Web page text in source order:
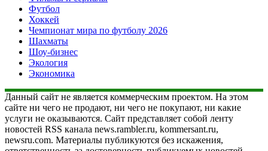
Футбол
Хоккей
Чемпионат мира по футболу 2026
Шахматы
Шоу-бизнес
Экология
Экономика
Данный сайт не является коммерческим проектом. На этом
сайте ни чего не продают, ни чего не покупают, ни какие
услуги не оказываются. Сайт представляет собой ленту
новостей RSS канала news.rambler.ru, kommersant.ru,
newsru.com. Материалы публикуются без искажения,